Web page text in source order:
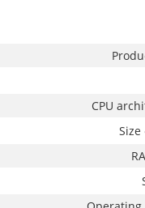
CPU
Size